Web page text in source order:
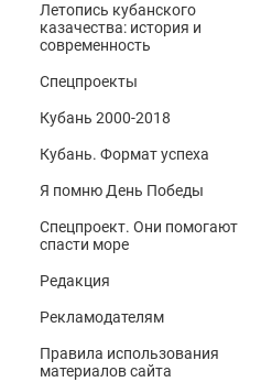
Летопись кубанского
казачества: история и
современность
Спецпроекты
Кубань 2000-2018
Кубань. Формат успеха
Я помню День Победы
Спецпроект. Они помогают
спасти море
Редакция
Рекламодателям
Правила использования
материалов сайта